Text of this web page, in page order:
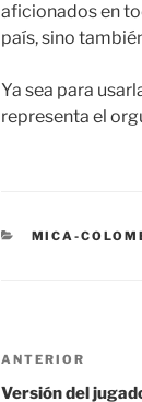
aficionados en
país, sino
Ya sea para
representa el
CATEGORÍAS
MICA-
Navegación
de
Entrada
anterior:
ANTERIOR
Versión del